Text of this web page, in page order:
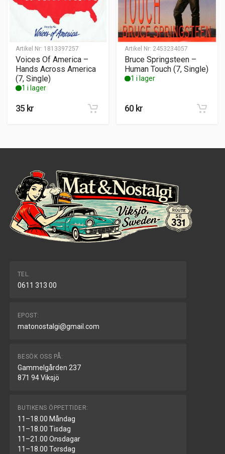
Artikel Nr: 1813397257
Voices Of America –
Hands Across America
(7, Single)
1 i lager
35 kr
Artikel Nr: 2453234057
Bruce Springsteen –
Human Touch (7, Single)
1 i lager
60 kr
TEL.
0611 313 00
EPOST:
matonostalgi@gmail.com
BESÖK OSS PÅ:
Gammelgården 237
871 94 Viksjö
BUTIKENS ÖPPETTIDER:
11–18.00 Måndag
11–18.00 Tisdag
11–21.00 Onsdagar
11–18.00 Torsdag